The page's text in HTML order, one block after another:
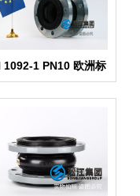
1092-1 PN10 欧洲标
准橡胶膨胀节